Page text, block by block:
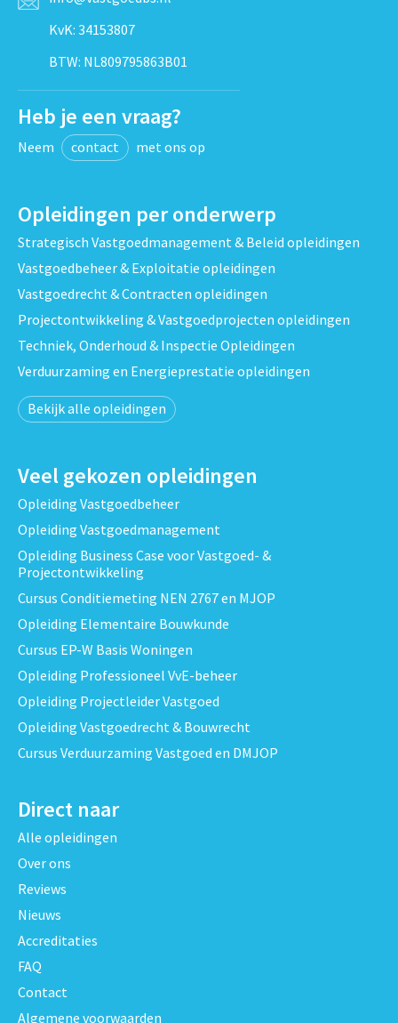
KvK: 34153807
BTW: NL809795863B01
Heb je een vraag?
Neem contact met ons op
Opleidingen per onderwerp
Strategisch Vastgoedmanagement & Beleid opleidingen
Vastgoedbeheer & Exploitatie opleidingen
Vastgoedrecht & Contracten opleidingen
Projectontwikkeling & Vastgoedprojecten opleidingen
Techniek, Onderhoud & Inspectie Opleidingen
Verduurzaming en Energieprestatie opleidingen
Bekijk alle opleidingen
Veel gekozen opleidingen
Opleiding Vastgoedbeheer
Opleiding Vastgoedmanagement
Opleiding Business Case voor Vastgoed- &
Projectontwikkeling
Cursus Conditiemeting NEN 2767 en MJOP
Opleiding Elementaire Bouwkunde
Cursus EP-W Basis Woningen
Opleiding Professioneel VvE-beheer
Opleiding Projectleider Vastgoed
Opleiding Vastgoedrecht & Bouwrecht
Cursus Verduurzaming Vastgoed en DMJOP
Direct naar
Alle opleidingen
Over ons
Reviews
Nieuws
Accreditaties
FAQ
Contact
Algemene voorwaarden